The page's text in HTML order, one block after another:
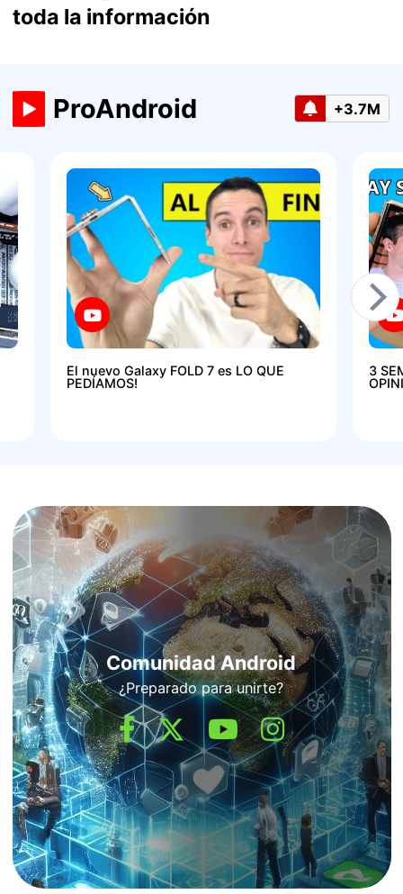
toda la información
ProAndroid +3.7M
El nuevo Galaxy FOLD 7 es LO QUE
PEDÍAMOS!
3
Comunidad Android
¿Preparado para unirte?